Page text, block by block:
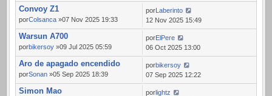
Convoy Z1
porColsanca »07 Nov 2025 19:33
por Laberinto
12 Nov 2025 15:49
Warsun A700
porbikersoy »09 Jul 2025 05:59
porElPere
06 Oct 2025 13:00
Aro de apagado encendido
porSonan »05 Sep 2025 18:39
porbikersoy
07 Sep 2025 12:22
Simon Mao porlightz